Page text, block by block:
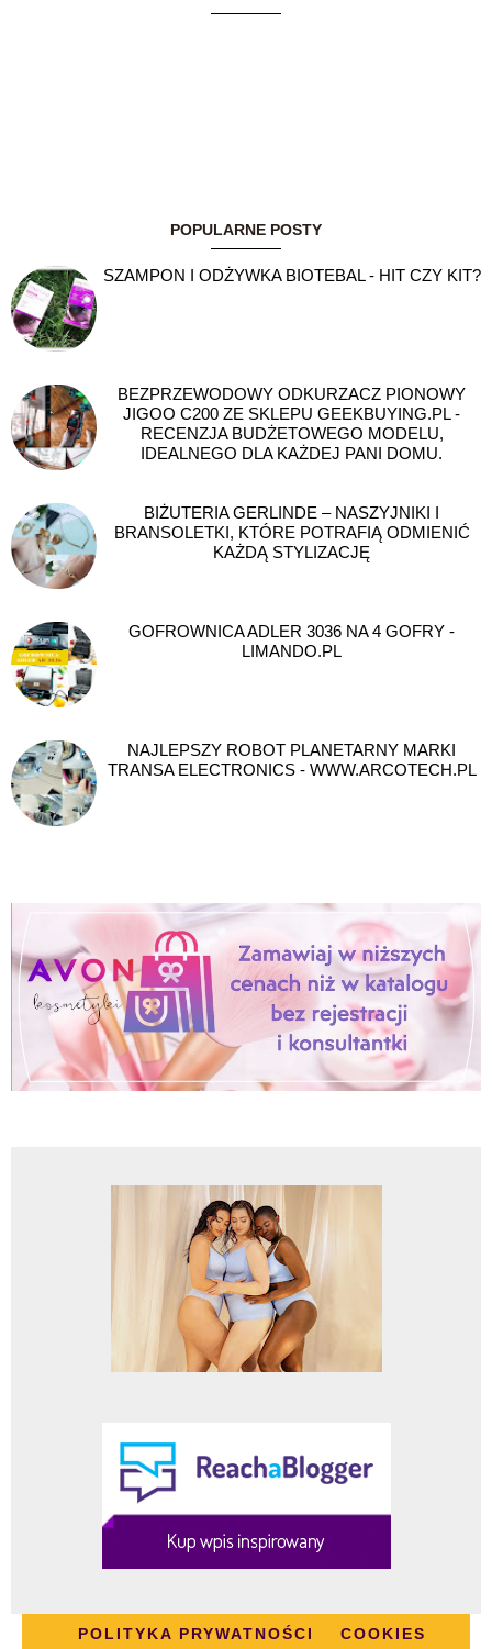
POPULARNE POSTY
SZAMPON I ODŻYWKA BIOTEBAL - HIT CZY KIT?
BEZPRZEWODOWY ODKURZACZ PIONOWY
JIGOO C200 ZE SKLEPU GEEKBUYING.PL -
RECENZJA BUDŻETOWEGO MODELU,
IDEALNEGO DLA KAŻDEJ PANI DOMU.
BIŻUTERIA GERLINDE – NASZYJNIKI I
BRANSOLETKI, KTÓRE POTRAFIĄ ODMIENIĆ
KAŻDĄ STYLIZACJĘ
GOFROWNICA ADLER 3036 NA 4 GOFRY -
LIMANDO.PL
NAJLEPSZY ROBOT PLANETARNY MARKI
TRANSA ELECTRONICS - WWW.ARCOTECH.PL
POLITYKA PRYWATNOŚCI
COOKIES